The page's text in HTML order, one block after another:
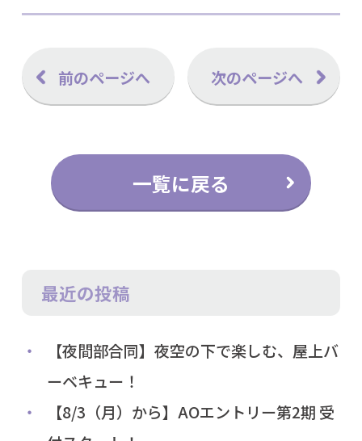
前のページへ 次のページへ
一覧に戻る
最近の投稿
【夜間部合同】夜空の下で楽しむ、屋上バ
ーベキュー！
【8/3（月）から】AOエントリー第2期 受